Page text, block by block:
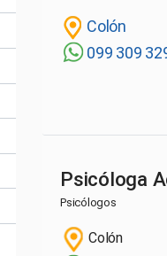
Colón
099 309
Psicóloga
Psicólogos
Colón